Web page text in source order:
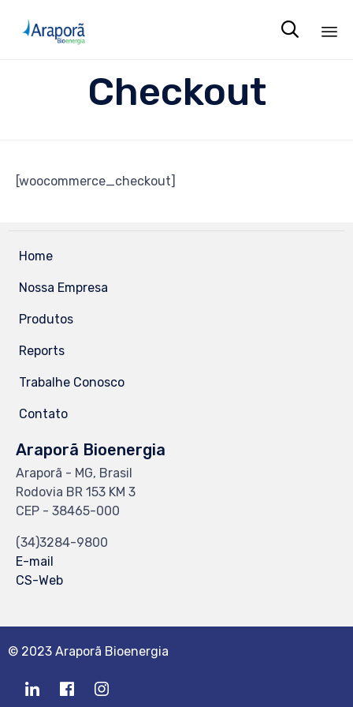

Checkout
[woocommerce_checkout]
Home
Nossa Empresa
Produtos
Reports
Trabalhe Conosco
Contato
Araporã Bioenergia
Araporã - MG, Brasil
Rodovia BR 153 KM 3
CEP - 38465-000
(34)3284-9800
E-mail
CS-Web
© 2023 Araporã Bioenergia